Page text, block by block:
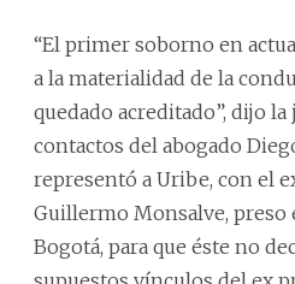
“El primer soborno en
a la materialidad de la
quedado acreditado”, dijo la
contactos del abogado
representó a Uribe, con el
Guillermo Monsalve, preso
Bogotá, para que éste no